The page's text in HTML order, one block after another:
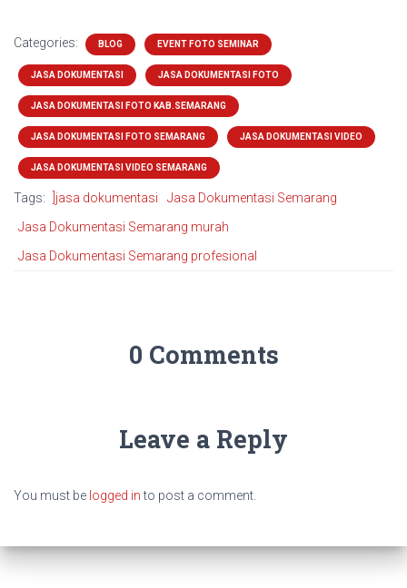
Categories: BLOG EVENT FOTO SEMINAR
JASA DOKUMENTASI JASA DOKUMENTASI FOTO
JASA DOKUMENTASI FOTO KAB.SEMARANG
JASA DOKUMENTASI FOTO SEMARANG JASA DOKUMENTASI VIDEO
JASA DOKUMENTASI VIDEO SEMARANG
Tags: ]jasa dokumentasi
Jasa Dokumentasi Semarang
Jasa Dokumentasi Semarang murah
Jasa Dokumentasi Semarang profesional
0 Comments
Leave a Reply
You must be logged into post a comment.